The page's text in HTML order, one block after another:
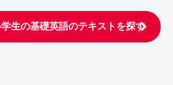
生の基礎英語のテキストを探す